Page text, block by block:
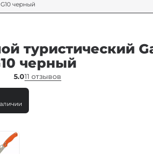
черный
туристический
черный
5.011 отзывов